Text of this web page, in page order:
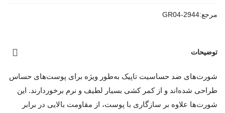
مرجع:GR04-2944
توضیحات
شورت‌های ضد حساسیت تاپیک به‌طور ویژه برای پوست‌های حساس
طراحی شده‌اند و از کمر کشی بسیار لطیف و نرم برخوردارند. این
شورت‌ها علاوه بر سازگاری با پوست، از مقاومت بالایی در برابر